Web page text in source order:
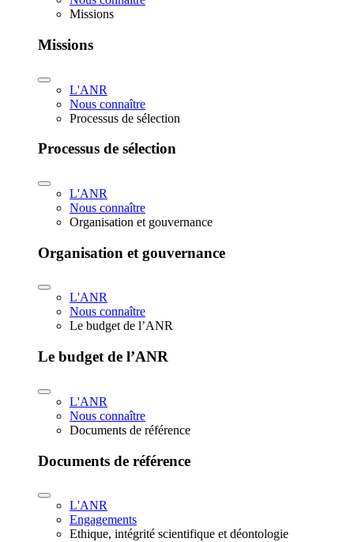
Missions
Missions
L'ANR
Nous connaître
Processus de sélection
Processus de sélection
L'ANR
Nous connaître
Organisation et gouvernance
Organisation et gouvernance
L'ANR
Nous connaître
Le budget de l’ANR
Le budget de l’ANR
L'ANR
Nous connaître
Documents de référence
Documents de référence
L'ANR
Engagements
Ethique, intégrité scientifique et déontologie